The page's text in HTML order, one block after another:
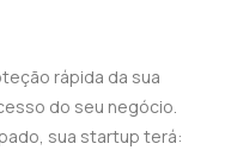
rápida da sua
do seu negócio.
sua startup terá: